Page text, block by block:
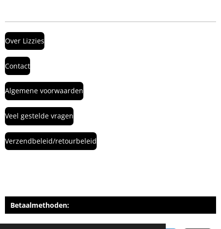
Over Lizzies
Contact
Algemene voorwaarden
Veel gestelde vragen
Verzendbeleid/retourbeleid
Betaalmethoden: